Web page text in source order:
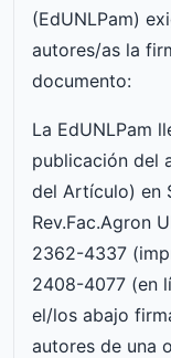
(EdUNLPam)
autores/as la
documento:
La EdUNLPam
publicación del
del Artículo) en
Rev.Fac.Agron
2362-4337
2408-4077 (en
el/los abajo
autores de una